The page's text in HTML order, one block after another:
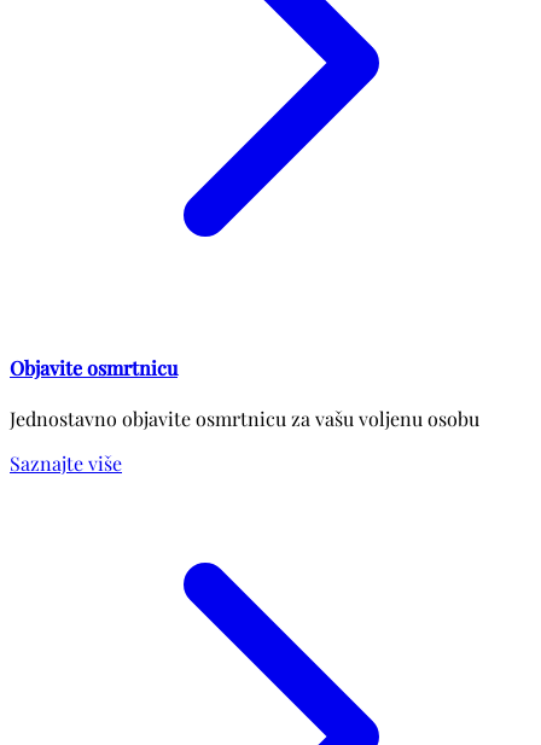
Objavite osmrtnicu
Jednostavno objavite osmrtnicu za vašu voljenu osobu
Saznajte više